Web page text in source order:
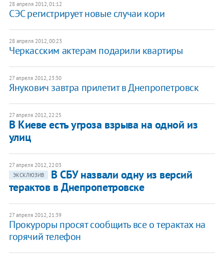
28 апреля 2012, 01:12
СЭС регистрирует новые случаи кори
28 апреля 2012, 00:23
​Черкасским актерам подарили квартиры
27 апреля 2012, 23:30
Янукович завтра прилетит в Днепропетровск
27 апреля 2012, 22:25
В Киеве есть угроза взрыва на одной из
улиц
27 апреля 2012, 22:03
ЭКСКЛЮЗИВ
В СБУ назвали одну из версий
терактов в Днепропетровске
27 апреля 2012, 21:39
Прокуроры просят сообщить все о терактах на
горячий телефон